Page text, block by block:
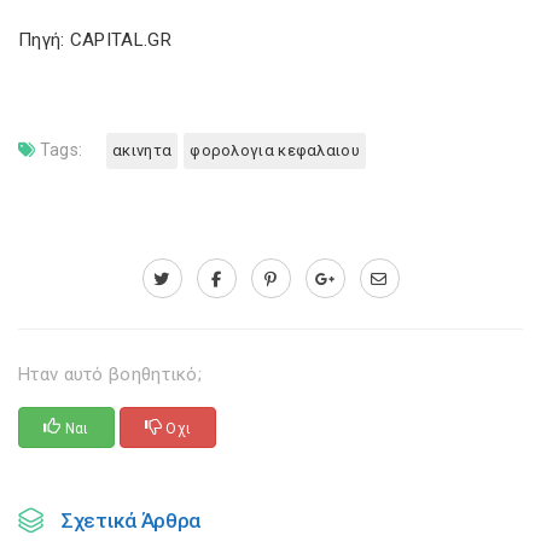
Πηγή: CAPITAL.GR
Tags: ακινητα φορολογια κεφαλαιου
Ηταν αυτό βοηθητικό;
Ναι Οχι
Σχετικά Άρθρα